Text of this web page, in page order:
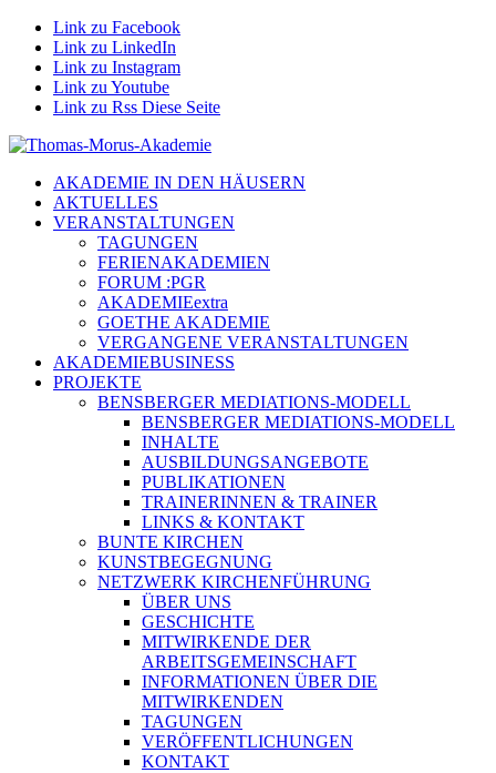
Link zu Facebook
Link zu LinkedIn
Link zu Instagram
Link zu Youtube
Link zu Rss Diese Seite
AKADEMIE IN DEN HÄUSERN
AKTUELLES
VERANSTALTUNGEN
TAGUNGEN
FERIENAKADEMIEN
FORUM :PGR
AKADEMIEextra
GOETHE AKADEMIE
VERGANGENE VERANSTALTUNGEN
AKADEMIEBUSINESS
PROJEKTE
BENSBERGER MEDIATIONS-MODELL
BENSBERGER MEDIATIONS-MODELL
INHALTE
AUSBILDUNGSANGEBOTE
PUBLIKATIONEN
TRAINERINNEN & TRAINER
LINKS & KONTAKT
BUNTE KIRCHEN
KUNSTBEGEGNUNG
NETZWERK KIRCHENFÜHRUNG
ÜBER UNS
GESCHICHTE
MITWIRKENDE DER
ARBEITSGEMEINSCHAFT
INFORMATIONEN ÜBER DIE
MITWIRKENDEN
TAGUNGEN
VERÖFFENTLICHUNGEN
KONTAKT